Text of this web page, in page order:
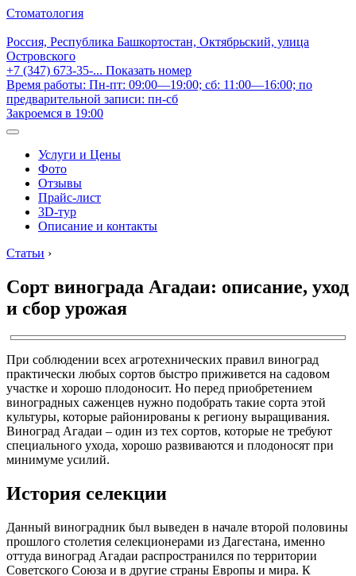
Стоматология
Россия, Республика Башкортостан, Октябрьский, улица
Островского
+7 (347) 673-35-... Показать номер
Время работы: Пн-пт: 09:00—19:00; сб: 11:00—16:00; по
предварительной записи: пн-сб
Закроемся в 19:00
Услуги и Цены
Фото
Отзывы
Прайс-лист
3D-тур
Описание и контакты
Статьи ›
Сорт винограда Агадаи: описание, уход
и сбор урожая
При соблюдении всех агротехнических правил виноград
практически любых сортов быстро приживется на садовом
участке и хорошо плодоносит. Но перед приобретением
виноградных саженцев нужно подобрать такие сорта этой
культуры, которые районированы к региону выращивания.
Виноград Агадаи – один из тех сортов, которые не требуют
специального ухода, хорошо развиваются и плодоносят при
минимуме усилий.
История селекции
Данный виноградник был выведен в начале второй половины
прошлого столетия селекционерами из Дагестана, именно
оттуда виноград Агадаи распространился по территории
Советского Союза и в другие страны Европы и мира. К